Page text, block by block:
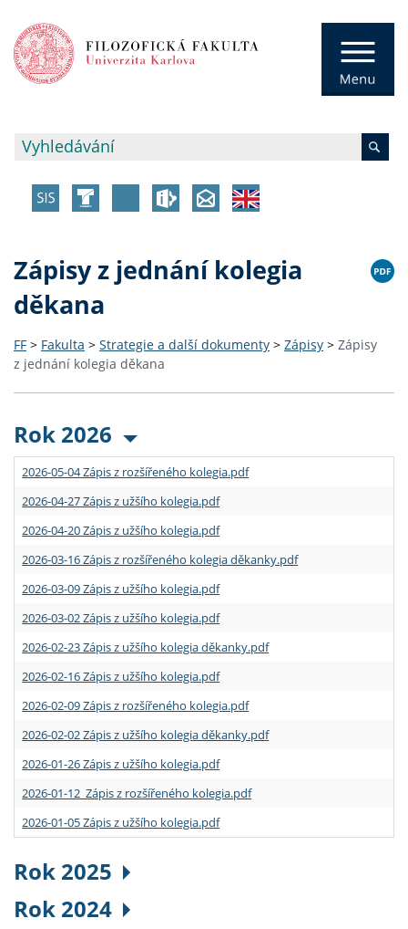
Zápisy z jednání kolegia
děkana
FF > Fakulta > Strategie a další dokumenty > Zápisy > Zápisy
z jednání kolegia děkana
Rok 2026
2026-05-04 Zápis z rozšířeného kolegia.pdf
2026-04-27 Zápis z užšího kolegia.pdf
2026-04-20 Zápis z užšího kolegia.pdf
2026-03-16 Zápis z rozšířeného kolegia děkanky.pdf
2026-03-09 Zápis z užšího kolegia.pdf
2026-03-02 Zápis z užšího kolegia.pdf
2026-02-23 Zápis z užšího kolegia děkanky.pdf
2026-02-16 Zápis z užšího kolegia.pdf
2026-02-09 Zápis z rozšířeného kolegia.pdf
2026-02-02 Zápis z užšího kolegia děkanky.pdf
2026-01-26 Zápis z užšího kolegia.pdf
2026-01-12 Zápis z rozšířeného kolegia.pdf
2026-01-05 Zápis z užšího kolegia.pdf
Rok 2025
Rok 2024